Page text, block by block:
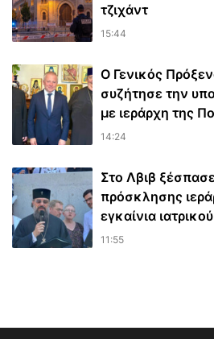
τζιχάντ
15:44
Ο Γενικός
συζήτησε την
με ιεράρχη της
14:24
Στο Λβιβ
πρόσκλησης
εγκαίνια
11:55